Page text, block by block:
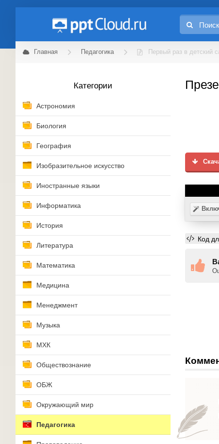
Главная Педагогика Первый раз в детский
Категории
Астрономия
Биология
География
Изобразительное искусство
Иностранные языки
Информатика
История
Литература
Математика
Медицина
Менеджмент
Музыка
МХК
Обществознание
ОБЖ
Окружающий мир
Педагогика
Код